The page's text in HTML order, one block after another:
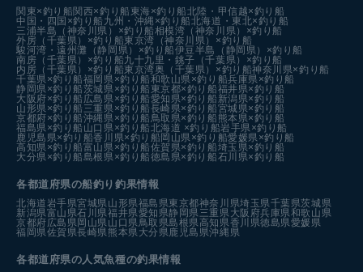
関東×釣り船関西×釣り船 東海×釣り船北陸・甲信越×釣り船
中国・四国×釣り船 九州・沖縄×釣り船北海道・東北×釣り船
三浦半島（神奈川県）×釣り船相模湾（神奈川県）×釣り船
外房（千葉県）×釣り船東京湾（神奈川県）×釣り船
駿河湾・遠州灘（静岡県）×釣り船伊豆半島（静岡県）×釣り船
南房（千葉県）×釣り船九十九里・銚子（千葉県）×釣り船
内房（千葉県）×釣り船東京湾奥（千葉県）×釣り船神奈川県×釣り船
千葉県×釣り船福岡県×釣り船和歌山県×釣り船兵庫県×釣り船
静岡県×釣り船茨城県×釣り船 東京都×釣り船福井県×釣り船
大阪府×釣り船 広島県×釣り船愛知県×釣り船 新潟県×釣り船
山形県×釣り船 三重県×釣り船長崎県×釣り船宮城県×釣り船
京都府×釣り船沖縄県×釣り船鳥取県×釣り船 熊本県×釣り船
福島県×釣り船 山口県×釣り船北海道 ×釣り船岩手県×釣り船
鹿児島県×釣り船香川県×釣り船 岡山県×釣り船愛媛県×釣り船
高知県×釣り船富山県×釣り船佐賀県×釣り船埼玉県×釣り船
大分県×釣り船島根県×釣り船徳島県×釣り船石川県×釣り船
各都道府県の船釣り釣果情報
北海道岩手県宮城県山形県福島県東京都神奈川県埼玉県千葉県茨城県
新潟県富山県石川県福井県愛知県静岡県三重県大阪府兵庫県和歌山県
京都府広島県岡山県山口県鳥取県島根県高知県香川県徳島県愛媛県
福岡県佐賀県長崎県熊本県大分県鹿児島県沖縄県
各都道府県の人気魚種の釣果情報